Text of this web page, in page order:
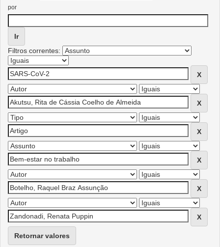
por
Filtros correntes:
Retornar valores